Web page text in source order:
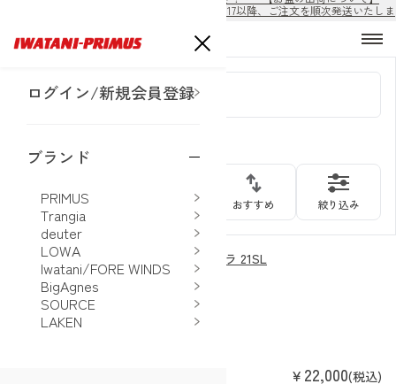
8/10から8/16の期間は出荷休止となります。8/17以降、ご注文を順次発送いたしま
ログイン/新規会員登録
ブランド
PRIMUS
Trangia
deuter
LOWA
Iwatani/FORE WINDS
BigAgnes
SOURCE
LAKEN
64件 おすすめ 絞り込み
フューチュラ 21SL
deuter
￥ 22,000(税込)